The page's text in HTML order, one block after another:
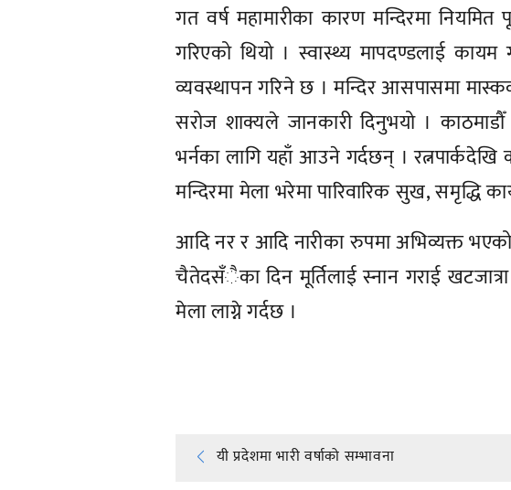
गत वर्ष महामारीका कारण मन्दिरमा
गरिएको थियो । स्वास्थ्य मापदण्डलाई
व्यवस्थापन गरिने छ । मन्दिर आसपासमा
सरोज शाक्यले जानकारी दिनुभयो ।
भर्नका लागि यहाँ आउने गर्दछन् । रत्नपार्कदेखि
मन्दिरमा मेला भरेमा पारिवारिक सुख, समृद्धि
आदि नर र आदि नारीका रुपमा अभिव्यक्त
चैतेदसँैका दिन मूर्तिलाई स्नान गराई
मेला लाग्ने गर्दछ ।
Post
यी प्रदेशमा भारी वर्षाको सम्भावना